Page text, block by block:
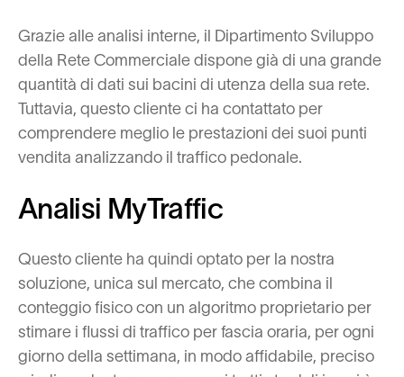
Grazie alle analisi interne, il Dipartimento Sviluppo
della Rete Commerciale dispone già di una grande
quantità di dati sui bacini di utenza della sua rete.
Tuttavia, questo cliente ci ha contattato per
comprendere meglio le prestazioni dei suoi punti
vendita analizzando il traffico pedonale.
Analisi MyTraffic
Questo cliente ha quindi optato per la nostra
soluzione, unica sul mercato, che combina il
conteggio fisico con un algoritmo proprietario per
stimare i flussi di traffico per fascia oraria, per ogni
giorno della settimana, in modo affidabile, preciso